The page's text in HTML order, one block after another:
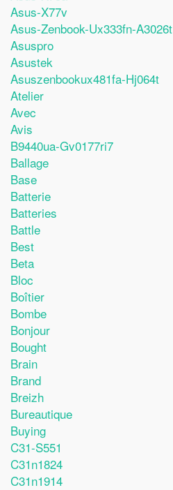
Asus-X77v
Asus-Zenbook-Ux333fn-A3026t
Asuspro
Asustek
Asuszenbookux481fa-Hj064t
Atelier
Avec
Avis
B9440ua-Gv0177ri7
Ballage
Base
Batterie
Batteries
Battle
Best
Beta
Bloc
Boîtier
Bombe
Bonjour
Bought
Brain
Brand
Breizh
Bureautique
Buying
C31-S551
C31n1824
C31n1914